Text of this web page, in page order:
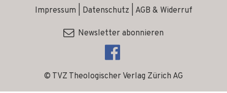
© TVZ Theologischer Verlag Zürich AG
Impressum Datenschutz AGB & Widerruf
Newsletter abonnieren